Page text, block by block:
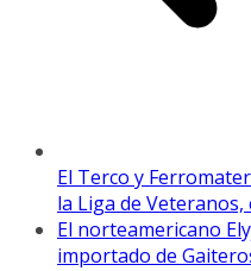
El Terco y
la Liga de
El norteamericano
importado de